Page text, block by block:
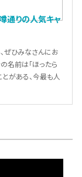
通りの人気キャ
ぜひみなさんにお
名前は「ほったら
がある、今最も人